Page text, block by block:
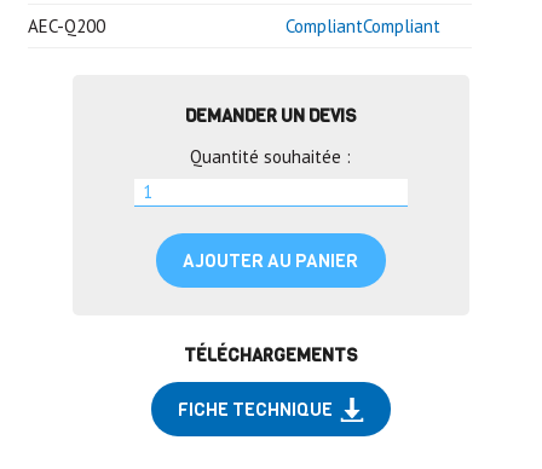
AEC-Q200
CompliantCompliant
DEMANDER UN DEVIS
Quantité souhaitée :
AJOUTER AU PANIER
TÉLÉCHARGEMENTS
FICHE TECHNIQUE